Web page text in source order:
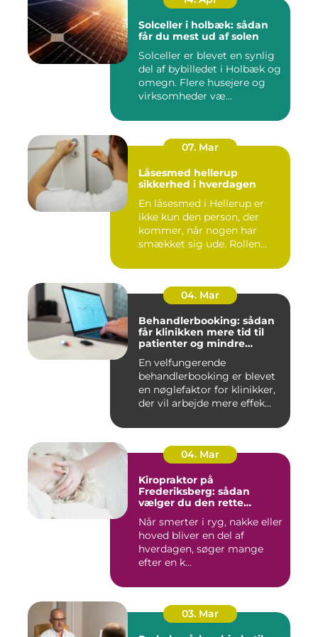
Solceller i holbæk: sådan
får du mest ud af solen
Solceller er blevet en synlig
del af bybilledet i Holbæk og
omegn. Flere husejere og
virksomheder væ...
07. Mar
Låsesmed hellerup
sikkerhed i hverdagen
En låsesmed i Hellerup er
ikke kun den person, der
kommer, når nogen har
smækket sig ude. Rollen
04. Mar
Behandlerbooking: sådan
får klinikken mere tid til
patienter og mindre
En velfungerende
behandlerbooking er blevet
en nøglefaktor for klinikker,
der vil arbejde mere effek...
04. Mar
Kiropraktor på
Frederiksberg: sådan
vælger du den rette
Når smerter i ryg, nakke eller
hoved bliver en del af
hverdagen, søger mange
efter en k...
03. Mar